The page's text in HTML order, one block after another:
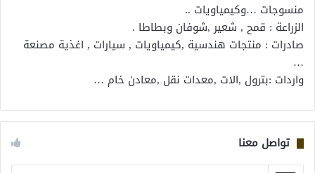
منسوجات …وكيمياويات ..
الزراعة : قمح , شعير ,شوفان وبطاطا .
صادرات : منتجات هندسية ,كيمياويات , سيارات , اغذية مصنعة
…
واردات :بترول ,الات ,معدات نقل ,معادن خام …
تواصل معنا